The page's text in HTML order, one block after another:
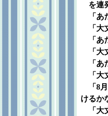
を連
「あ
「大
「あ
「大
「あ
「大
「8月
けるか
「大